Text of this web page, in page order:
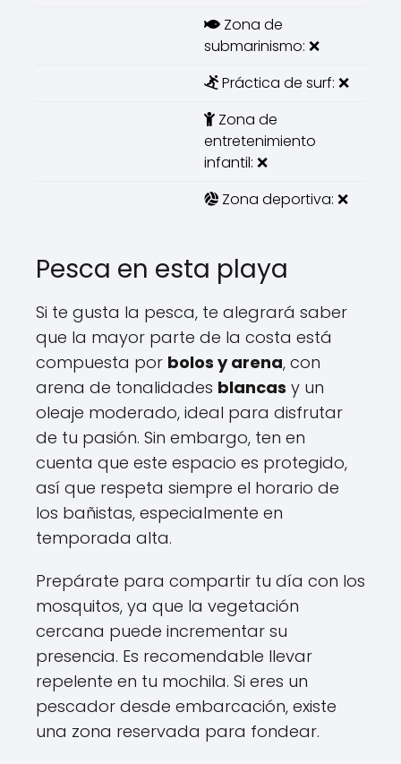
Zona de
submarinismo: ❌
Práctica de surf: ❌
Zona de
entretenimiento
infantil: ❌
Zona deportiva: ❌
Pesca en esta playa
Si te gusta la pesca, te alegrará saber
que la mayor parte de la costa está
compuesta por bolos y arena, con
arena de tonalidades blancas y un
oleaje moderado, ideal para disfrutar
de tu pasión. Sin embargo, ten en
cuenta que este espacio es protegido,
así que respeta siempre el horario de
los bañistas, especialmente en
temporada alta.
Prepárate para compartir tu día con los
mosquitos, ya que la vegetación
cercana puede incrementar su
presencia. Es recomendable llevar
repelente en tu mochila. Si eres un
pescador desde embarcación, existe
una zona reservada para fondear.